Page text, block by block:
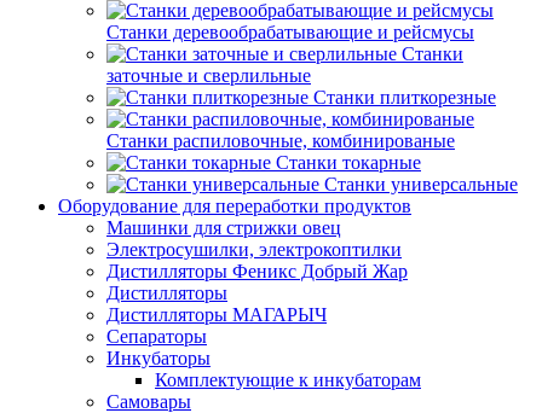
Станки деревообрабатывающие и рейсмусы
Станки
заточные и сверлильные
Станки плиткорезные
Станки распиловочные, комбинированые
Станки токарные
Станки универсальные
Оборудование для переработки продуктов
Машинки для стрижки овец
Электросушилки, электрокоптилки
Дистилляторы Феникс Добрый Жар
Дистилляторы
Дистилляторы МАГАРЫЧ
Сепараторы
Инкубаторы
Комплектующие к инкубаторам
Самовары